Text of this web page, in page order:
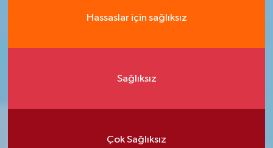
Hassaslar için sağlıksız
Sağlıksız
Çok Sağlıksız